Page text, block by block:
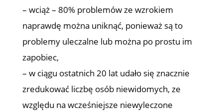
– wciąż – 80% problemów ze wzrokiem
naprawdę można uniknąć, ponieważ są to
problemy uleczalne lub można po prostu im
zapobiec,
– w ciągu ostatnich 20 lat udało się znacznie
zredukować liczbę osób niewidomych, ze
względu na wcześniejsze niewyleczone